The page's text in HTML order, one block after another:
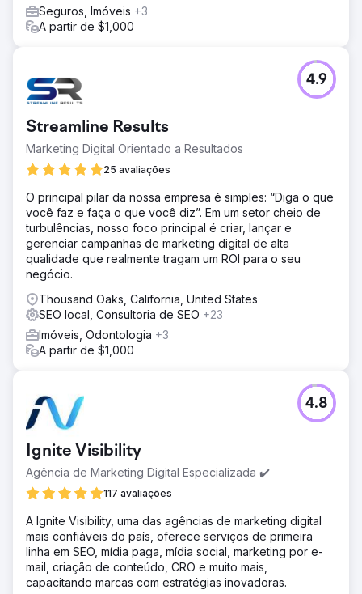
Seguros, Imóveis +3
A partir de $1,000
Streamline Results
Marketing Digital Orientado a Resultados
25 avaliações
4.9
O principal pilar da nossa empresa é simples: “Diga o que
você faz e faça o que você diz”. Em um setor cheio de
turbulências, nosso foco principal é criar, lançar e
gerenciar campanhas de marketing digital de alta
qualidade que realmente tragam um ROI para o seu
negócio.
Thousand Oaks, California, United States
SEO local, Consultoria de SEO +23
Imóveis, Odontologia +3
A partir de $1,000
Ignite Visibility
Agência de Marketing Digital Especializada ✔️
117 avaliações
4.8
A Ignite Visibility, uma das agências de marketing digital
mais confiáveis do país, oferece serviços de primeira
linha em SEO, mídia paga, mídia social, marketing por e-
mail, criação de conteúdo, CRO e muito mais,
capacitando marcas com estratégias inovadoras.